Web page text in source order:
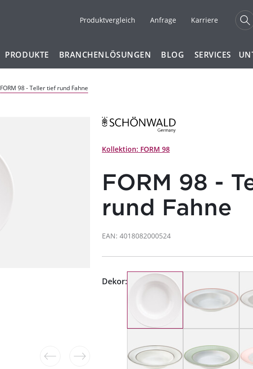
Produktvergleich Anfrage Karriere
PRODUKTE BRANCHENLÖSUNGEN BLOG SERVICES
FORM 98 - Teller tief rund Fahne
Kollektion: FORM 98
FORM 98 -
rund Fahne
EAN: 4018082000524
Dekor: